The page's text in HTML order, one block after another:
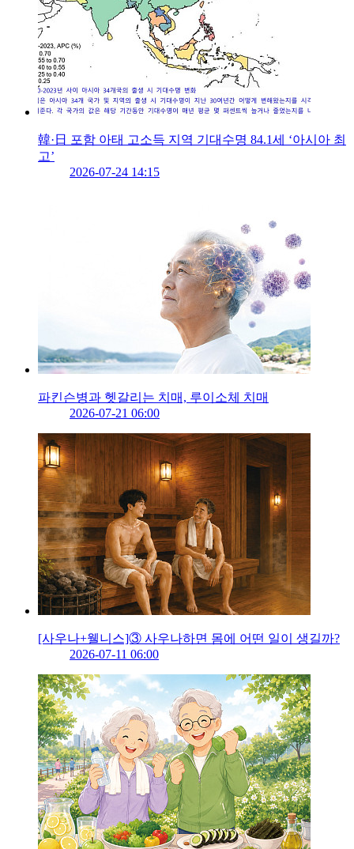
韓·日 포함 아태 고소득 지역 기대수명 84.1세 ‘아시아 최
고’
2026-07-24 14:15
파킨슨병과 헷갈리는 치매, 루이소체 치매
2026-07-21 06:00
[사우나+웰니스]③ 사우나하면 몸에 어떤 일이 생길까?
2026-07-11 06:00